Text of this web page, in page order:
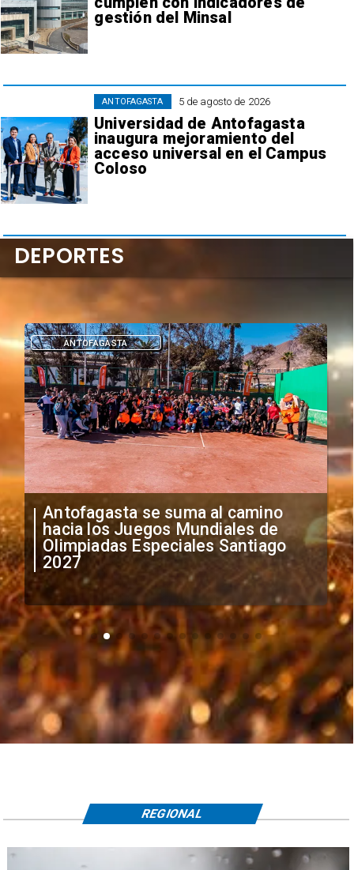
gestión del Minsal
5 de agosto de 2026
Universidad de Antofagasta
inaugura mejoramiento del
acceso universal en el Campus
Coloso
ANTOFAGASTA
Antofagasta se suma al camino
hacia los Juegos Mundiales de
Olimpiadas Especiales Santiago
2027
ANTOFAGASTA
DEPORTES
REGIONAL